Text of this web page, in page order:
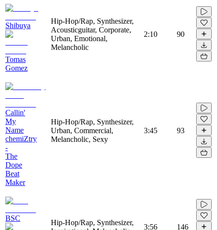
Shibuya
Tomas
Gomez
Hip-Hop/Rap, Synthesizer,
Acousticguitar, Corporate,
Urban, Emotional,
Melancholic
2:10 90
Callin'
My
Name
chemiZtry
-
The
Dope
Beat
Maker
Hip-Hop/Rap, Synthesizer,
Urban, Commercial,
Melancholic, Sexy
3:45 93
BSC
Hip-Hop/Rap, Synthesizer,
3:56 146